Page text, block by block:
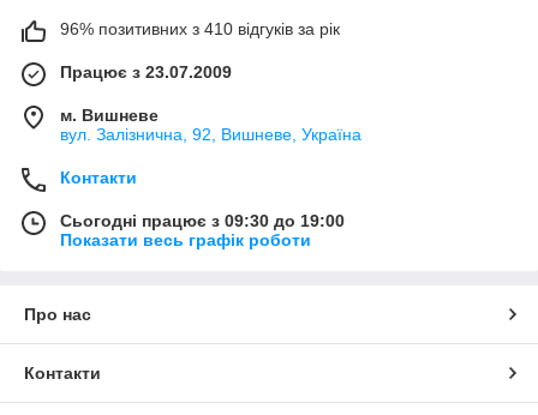
96% позитивних з 410 відгуків за рік
Працює з 23.07.2009
м. Вишневе
вул. Залізнична, 92, Вишневе, Україна
Контакти
Сьогодні працює з 09:30 до 19:00
Показати весь графік роботи
Про нас
Контакти